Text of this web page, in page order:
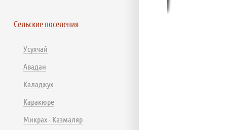
Сельские поселения
Усухчай
Авадан
Каладжух
Каракюре
Микрах - Казмаляр